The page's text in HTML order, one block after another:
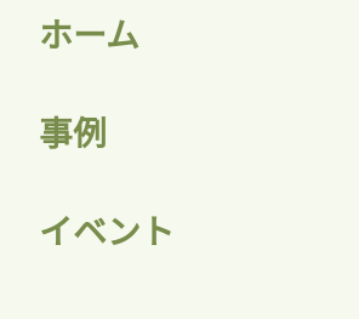
ホーム
事例
イベント